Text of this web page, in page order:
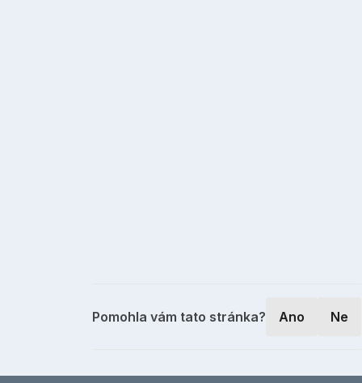
Pomohla vám tato stránka? Ano Ne